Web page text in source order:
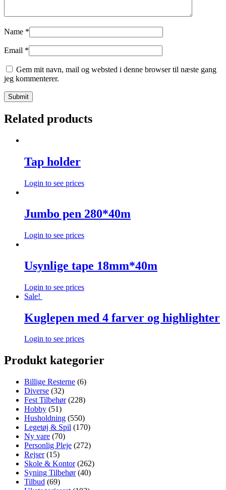
Name *
Email *
Gem mit navn, mail og websted i denne browser til næste gang
jeg kommenterer.
Related products
Tap holder
Login to see prices
Jumbo pen 280*40m
Login to see prices
Usynlige tape 18mm*40m
Login to see prices
Sale!
Kuglepen med 4 farver og highlighter
Login to see prices
Produkt kategorier
Billige Resterne (6)
Diverse (32)
Fest Tilbehør (228)
Hobby (51)
Husholdning (550)
Legetøj & Spil (170)
Ny vare (70)
Personlig Pleje (272)
Rejser (15)
Skole & Kontor (262)
Syning Tilbehør (40)
Tilbud (69)